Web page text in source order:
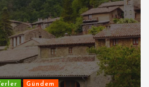
Gündem